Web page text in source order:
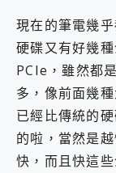
現在的筆電幾
硬碟又有好幾
PCIe，雖然都
多，像前面幾
已經比傳統的
的啦，當然是
快，而且快這